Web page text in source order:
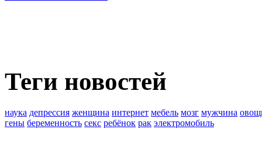
Теги новостей
наука депрессия женщина интернет мебель мозг мужчина
гены беременность секс ребёнок рак электромобиль